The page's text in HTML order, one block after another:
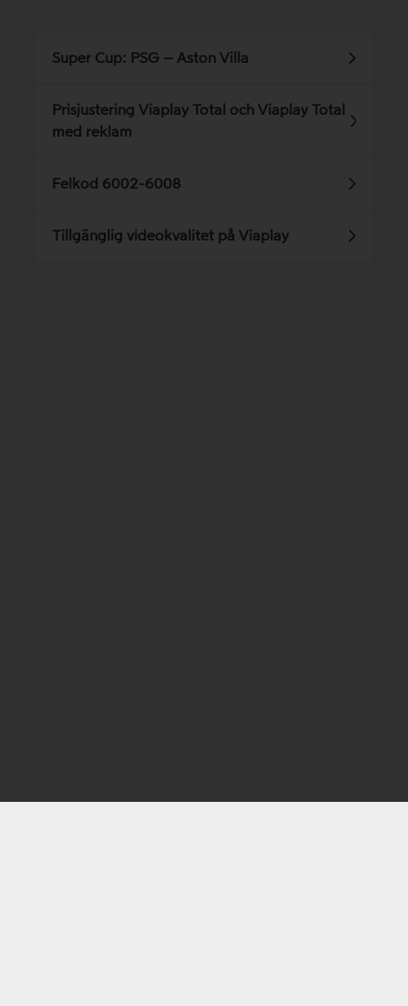
Super Cup: PSG – Aston Villa
Prisjustering Viaplay Total och Viaplay Total
med reklam
Felkod 6002-6008
Tillgänglig videokvalitet på Viaplay